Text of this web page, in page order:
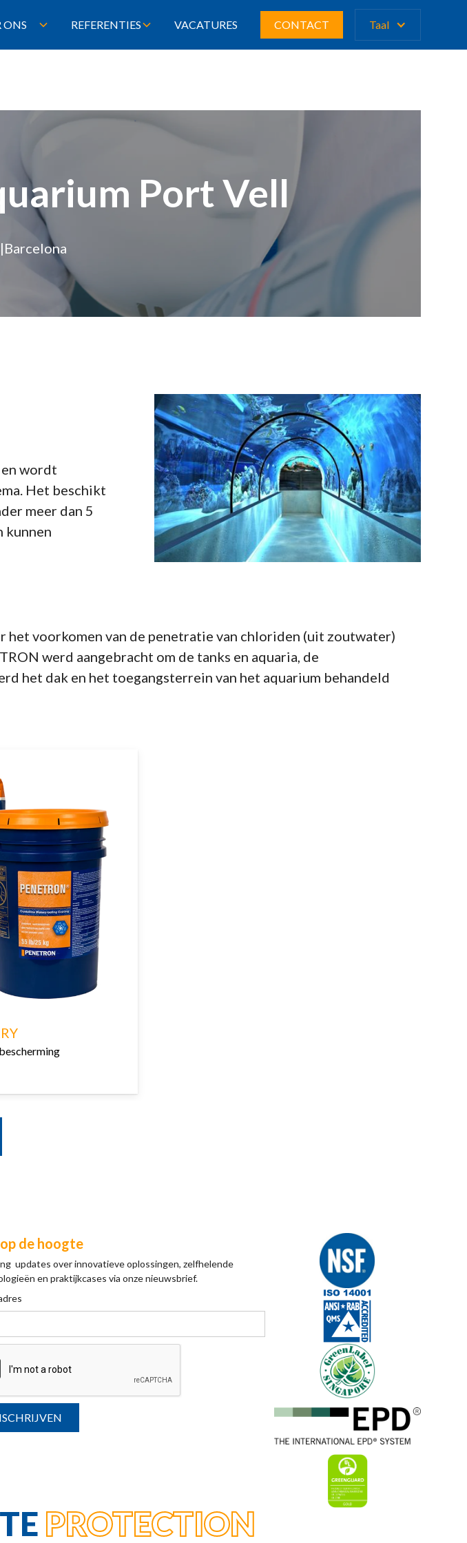
ONS REFERENTIES VACATURES CONTACT Taal
Port Vell
|Barcelona
wordt
Het beschikt
meer dan 5
kunnen
voorkomen van de penetratie van chloriden (uit zoutwater)
werd aangebracht om de tanks en aquaria, de
het dak en het toegangsterrein van het aquarium behandeld
de hoogte
updates over innovatieve oplossingen, zelfhelende
en praktijkcases via onze nieuwsbrief.
PROTECTION